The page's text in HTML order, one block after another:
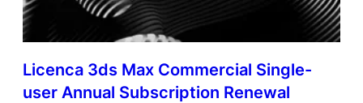
Licenca 3ds Max Commercial Single-
user Annual Subscription Renewal